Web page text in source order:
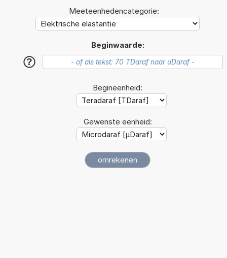
Meeteenhedencategorie:
Beginwaarde:
?
Begineenheid:
Gewenste eenheid: